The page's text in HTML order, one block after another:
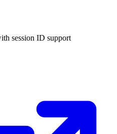
session ID support